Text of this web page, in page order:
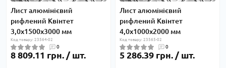
Лист алюмінієвий
рифлений Квінтет
3,0х1500х3000 мм
Код товару: 23564-02
0
8 809.11 грн. / шт.
Лист алюмінієвий
рифлений Квінтет
4,0х1000х2000 мм
Код товару: 23565-02
0
5 286.39 грн. / шт.